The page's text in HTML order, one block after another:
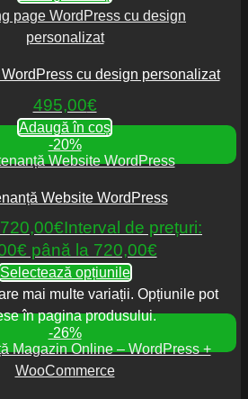
cu design personalizat
495,00€
Adaugă în coș
-20%
Website WordPress
720,00€Interval de prețuri:
până la 720,00€
Selectează opțiunile
mai multe variații. Opțiunile pot
în pagina produsului.
-26%